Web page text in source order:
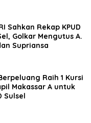
Sahkan Rekap KPUD
Golkar Mengutus A.
Supriansa
Raih 1 Kursi
Makassar A untuk
Sulsel